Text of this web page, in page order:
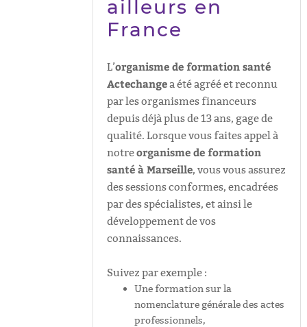
ailleurs en
France
L’organisme de formation santé
Actechangea été agréé et reconnu
par les organismes financeurs
depuis déjà plus de 13 ans, gage de
qualité. Lorsque vous faites appel à
notreorganisme de formation
santé à Marseille, vous vous assurez
des sessions conformes, encadrées
par des spécialistes, et ainsi le
développement de vos
connaissances.
Suivez par exemple :
Une formation sur la
nomenclature générale des actes
professionnels,